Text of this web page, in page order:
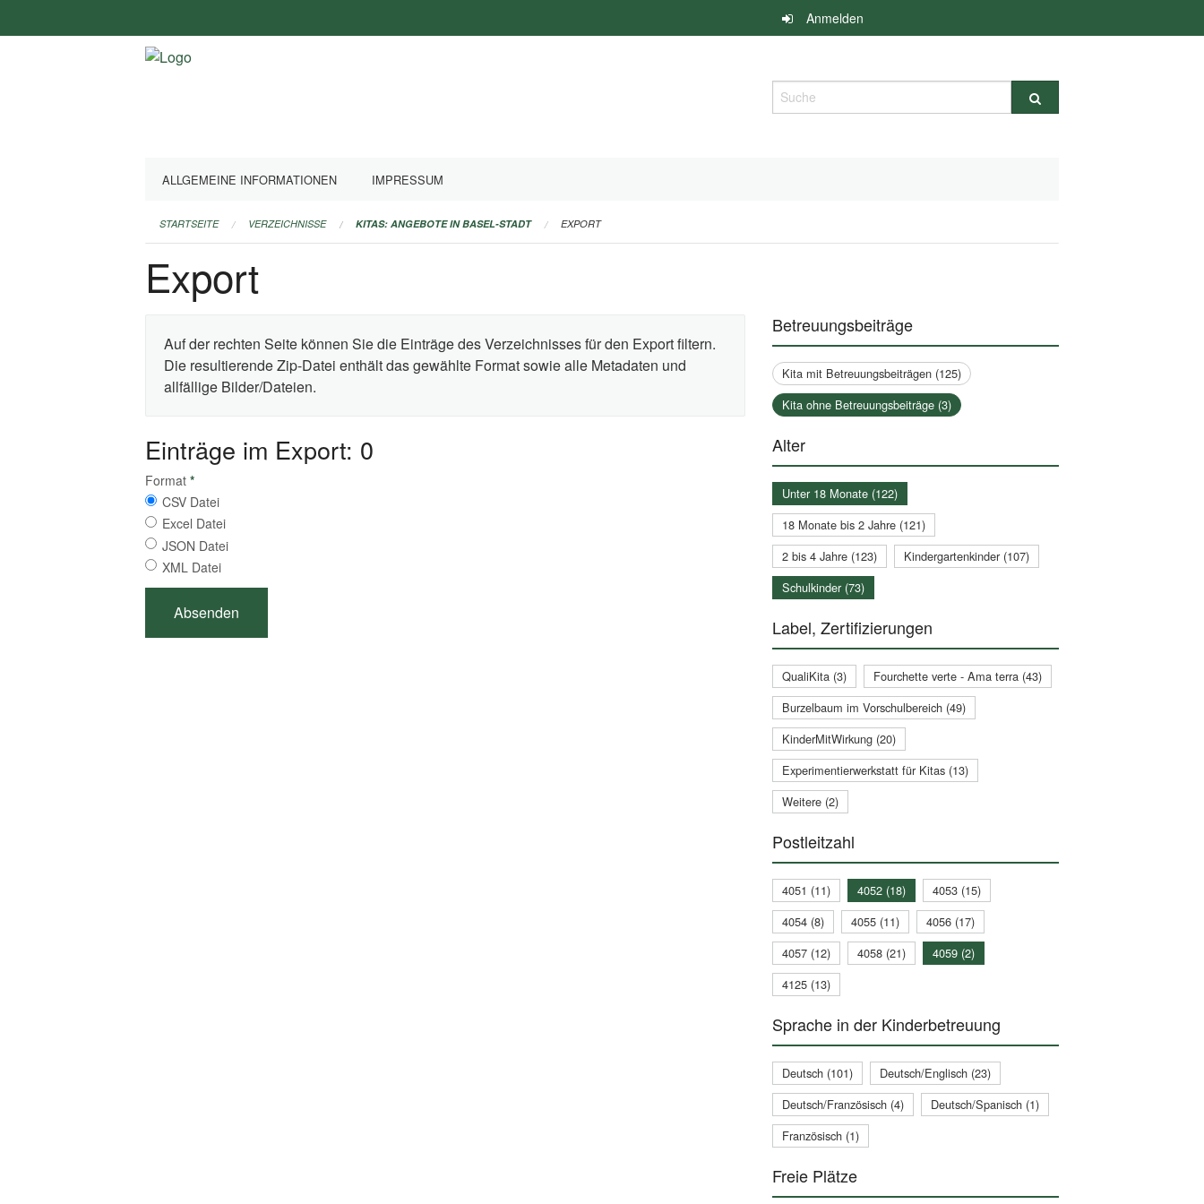
überspringen
Anmelden
Suche
ALLGEMEINE INFORMATIONEN IMPRESSUM
STARTSEITE VERZEICHNISSE KITAS: ANGEBOTE IN BASEL-STADT EXPORT
Export
Auf der rechten Seite können Sie die Einträge des Verzeichnisses für den Export filtern.
Die resultierende Zip-Datei enthält das gewählte Format sowie alle Metadaten und
allfällige Bilder/Dateien.
Einträge im Export: 0
Format *
CSV Datei
Excel Datei
JSON Datei
XML Datei
Betreuungsbeiträge
Kita mit Betreuungsbeiträgen (125)
Kita ohne Betreuungsbeiträge (3)
Alter
Unter 18 Monate (122)
18 Monate bis 2 Jahre (121)
2 bis 4 Jahre (123)
Kindergartenkinder (107)
Schulkinder (73)
Label, Zertifizierungen
QualiKita (3)
Fourchette verte - Ama terra (43)
Burzelbaum im Vorschulbereich (49)
KinderMitWirkung (20)
Experimentierwerkstatt für Kitas (13)
Weitere (2)
Postleitzahl
4051 (11) 4052 (18)
4053 (15)
4054 (8)
4055 (11)
4056 (17)
4057 (12)
4058 (21)
4059 (2)
4125 (13)
Sprache in der Kinderbetreuung
Deutsch (101)
Deutsch/Englisch (23)
Deutsch/Französisch (4)
Deutsch/Spanisch (1)
Französisch (1)
Freie Plätze